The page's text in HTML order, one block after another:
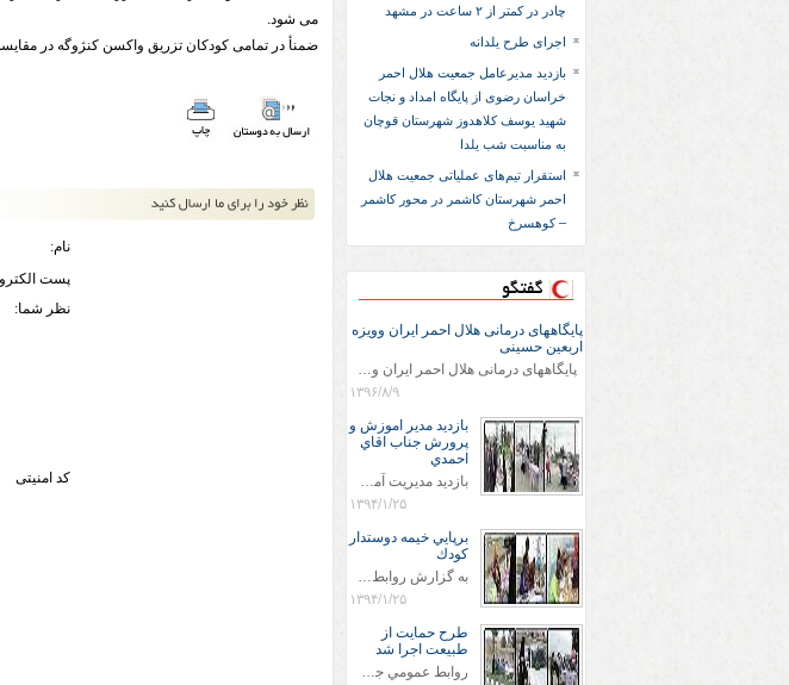
چادر در کمتر از ۲ ساعت در مشهد
اجرای طرح یلدانه
بازدید مدیرعامل جمعیت هلال احمر
خراسان رضوی از پایگاه امداد و نجات
شهید یوسف کلاهدوز شهرستان قوچان
به مناسبت شب یلدا
استقرار تیم‌های عملیاتی جمعیت هلال
احمر شهرستان کاشمر در محور کاشمر
– کوهسرخ
گفتگو
پایگاههای درمانی هلال احمر ایران وویزه
اربعین حسینی
پایگاههای درمانی هلال احمر ایران وویزه اربعین حسینی
۱۳۹۶/۸/۹
بازديد مدير اموزش و
پرورش جناب اقاي
احمدي
بازديد مديريت آموزش و پروش جناب اقاي احمدي به همراه اعضاي ستاد اسكان آموزش و پروش شهرستان سرخس در ساعت 11:30 در مورخه 11/1/1394 صورت گرفت و مسئولین با حضور در پست مسافرين نوروزی كه جمعیت هلال احمر شهرستان از نزدیک در جریان روند اجرای طرح های قرار گرفتند .
۱۳۹۴/۱/۲۵
برپايي خيمه دوستدار
كودك
به گزارش روابط عمومي جمعيت هلال احمر شهرستان سرخس علاوه بر اجرای خدمات امدادی، راهنمایی های گردشگری و موقعیت های جغرافیایی و برپایی چادرهای سلامت به منظور سنجش رایگان فشار و قندخون مسافران، ، خيمه هايي.با عنوان دوستدار کودک تجهیزشده که دراین فضا کودکان مراجعه کننده از طریق نقاشی و سایر هنرهای تجسمی با مفاهیم جمعیت هلال احمر و اصول هفتگانه آن آشنا می شوند. به دليل حضور چشم گير كودكان و خانواده ها سعی شده در قالب های متناسب با سنین کودکان مراجعه کنند
۱۳۹۴/۱/۲۵
طرح حمايت از
طبيعت اجرا شد
روابط عمومي جمعيت هلال احمر سرخس جمعيت هلال احمر سرخس در روز طبيعت جوانان جمعيت هلال احمر سرخس در راستاي حفاظت و حمايت از محيط زيست با انگيزه داشتن طبيعت زيبا و بدون زباله و جهت فرهنگ سازي طرح حمايت از طبيعت را اجرا نمودند. اين طرح با رويكرد حمايتي و اموزشي در خصوص اشتي باطبيعت اجرا شد و در اين طرح 700 عدد كيسه زباله وبروشور در خروجي هاي شهر بين همشهريان و مسافرين نوروزي توزيع گرديد و در راه بازگشت كيسه هاي زباله توسط همشهريان به مامورين محترم شهرداري مستقر در ورودي شهر
می شود.
ضمنأ در تمامی کودکان تزریق واکسن کنژوگه در
نام:
پست
نظر شما:
کد امنیتی